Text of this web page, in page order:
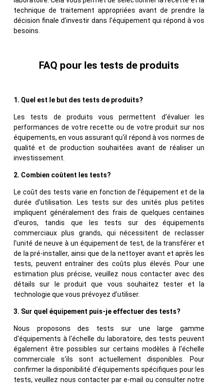
technique de traitement appropriées avant de prendre la
décision finale d'investir dans l'équipement qui répond à vos
besoins.
FAQ pour les tests de produits
1. Quel est le but des tests de produits?
Les tests de produits vous permettent d'évaluer les
performances de votre recette ou de votre produit sur nos
équipements, en vous assurant qu'il répond à vos normes de
qualité et de production souhaitées avant de réaliser un
investissement.
2. Combien coûtent les tests?
Le coût des tests varie en fonction de l'équipement et de la
durée d'utilisation. Les tests sur des unités plus petites
impliquent généralement des frais de quelques centaines
d'euros, tandis que les tests sur des équipements
commerciaux plus grands, qui nécessitent de reclasser
l'unité de neuve à un équipement de test, de la transférer et
de la pré-installer, ainsi que de la nettoyer avant et après les
tests, peuvent entraîner des coûts plus élevés. Pour une
estimation plus précise, veuillez nous contacter avec des
détails sur le produit que vous souhaitez tester et la
technologie que vous prévoyez d'utiliser.
3. Sur quel équipement puis-je effectuer des tests?
Nous proposons des tests sur une large gamme
d'équipements à l'échelle du laboratoire, des tests peuvent
également être possibles sur certains modèles à l'échelle
commerciale s'ils sont actuellement disponibles. Pour
confirmer la disponibilité d'équipements spécifiques pour les
tests, veuillez nous contacter par e-mail ou consulter notre